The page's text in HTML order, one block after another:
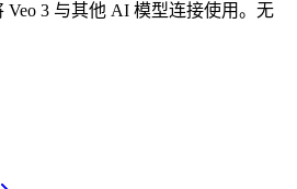
Veo 3 与其他 AI 模型连接使用。无